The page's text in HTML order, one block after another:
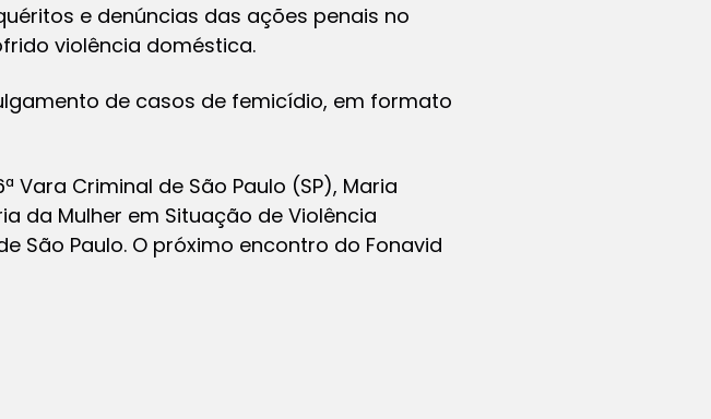
e denúncias das ações penais no
violência doméstica.
de casos de femicídio, em formato
Vara Criminal de São Paulo (SP), Maria
da Mulher em Situação de Violência
São Paulo. O próximo encontro do Fonavid